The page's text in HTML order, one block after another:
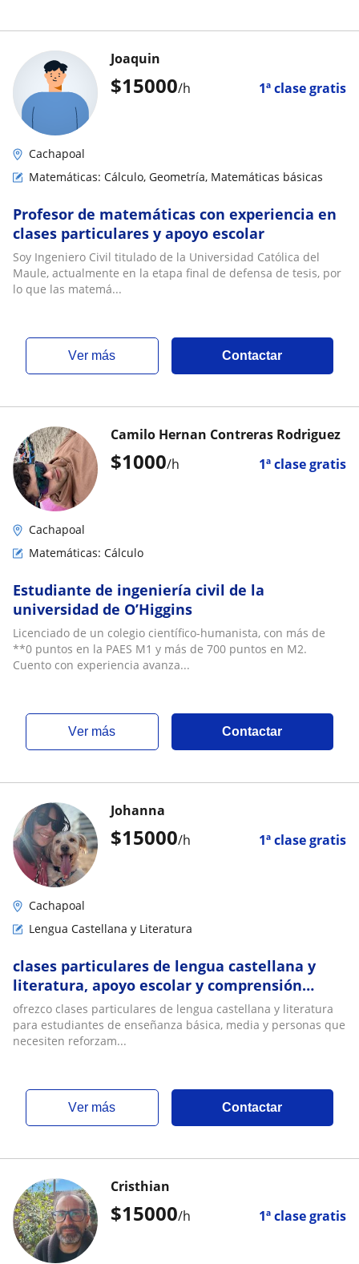
$15000/h 1ª clase gratis
Joaquin
Cachapoal
Matemáticas: Cálculo, Geometría, Matemáticas básicas
Profesor de matemáticas con experiencia en
clases particulares y apoyo escolar
Soy Ingeniero Civil titulado de la Universidad Católica del
Maule, actualmente en la etapa final de defensa de tesis, por
lo que las matemá...
ver más Contactar
$1000/h 1ª clase gratis
Camilo Hernan Contreras Rodriguez
Cachapoal
Matemáticas: Cálculo
Estudiante de ingeniería civil de la
universidad de O’Higgins
Licenciado de un colegio científico-humanista, con más de
**0 puntos en la PAES M1 y más de 700 puntos en M2.
Cuento con experiencia avanza...
ver más Contactar
$15000/h 1ª clase gratis
Johanna
Cachapoal
Lengua Castellana y Literatura
clases particulares de lengua castellana y
literatura, apoyo escolar y comprensión
lectora
ofrezco clases particulares de lengua castellana y literatura
para estudiantes de enseñanza básica, media y personas que
necesiten reforzam...
ver más Contactar
$15000/h 1ª clase gratis
Cristhian